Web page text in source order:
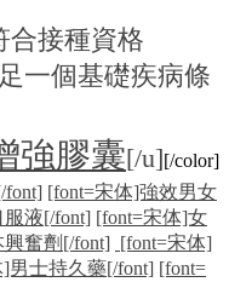
合接種資格
一個基礎疾病條
強膠囊[/u][/color]
font] [font=宋体]強效男女
液[/font] [font=宋体]女
奮劑[/font] [font=宋体]
男士持久藥[/font] [font=